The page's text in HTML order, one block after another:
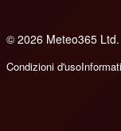
© 2026 Meteo365
Condizioni d'uso